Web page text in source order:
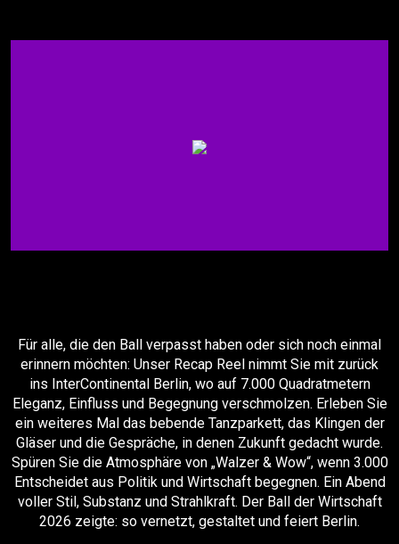
Für alle, die den Ball verpasst haben oder sich noch einmal
erinnern möchten: Unser Recap Reel nimmt Sie mit zurück
ins InterContinental Berlin, wo auf 7.000 Quadratmetern
Eleganz, Einfluss und Begegnung verschmolzen. Erleben Sie
ein weiteres Mal das bebende Tanzparkett, das Klingen der
Gläser und die Gespräche, in denen Zukunft gedacht wurde.
Spüren Sie die Atmosphäre von „Walzer & Wow“, wenn 3.000
Entscheidet aus Politik und Wirtschaft begegnen. Ein Abend
voller Stil, Substanz und Strahlkraft. Der Ball der Wirtschaft
2026 zeigte: so vernetzt, gestaltet und feiert Berlin.